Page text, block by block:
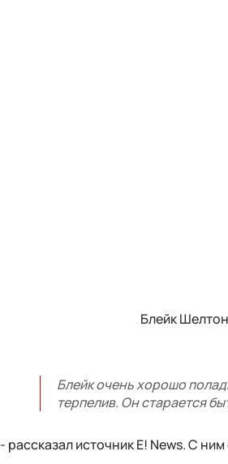
Блейк
Блейк очень хорошо
терпелив. Он старается
- рассказал источник E! News. С